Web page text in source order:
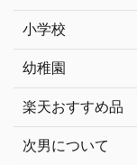
小学校
幼稚園
楽天おすすめ品
次男について